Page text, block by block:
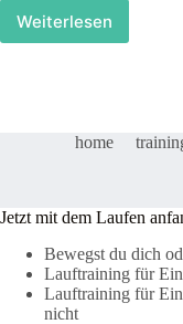
WeiterlesenSensomotorik
dem
home
Jetzt mit dem Laufen
Bewegst du dich
Lauftraining für
Lauftraining für
nicht